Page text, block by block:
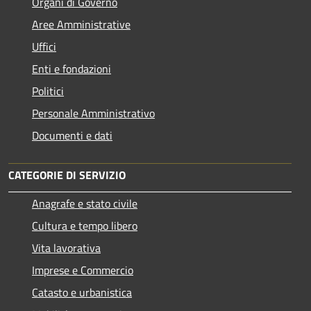
Aree Amministrative
Uffici
Enti e fondazioni
Politici
Personale Amministrativo
Documenti e dati
CATEGORIE DI SERVIZIO
Anagrafe e stato civile
Cultura e tempo libero
Vita lavorativa
Imprese e Commercio
Catasto e urbanistica